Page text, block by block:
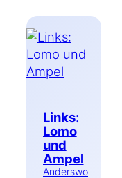
Links:
Lomo
und
Ampel
Anderswo